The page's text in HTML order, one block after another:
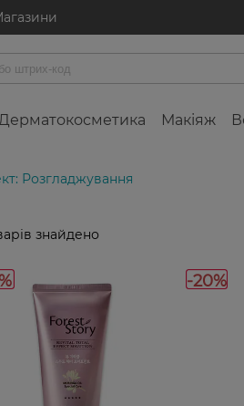
Макіяж
Розгладжування
знайдено
-20%